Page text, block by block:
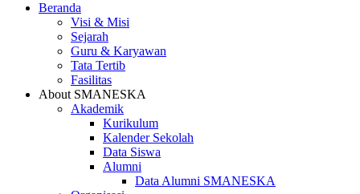
Beranda
Visi & Misi
Sejarah
Guru & Karyawan
Tata Tertib
Fasilitas
About SMANESKA
Akademik
Kurikulum
Kalender Sekolah
Data Siswa
Alumni
Data Alumni SMANESKA